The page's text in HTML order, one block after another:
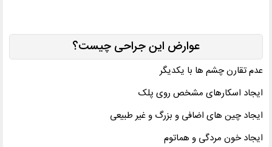
عوارض این جراحی چیست؟
عدم تقارن چشم ها با یکدیگر
ایجاد اسکارهای مشخص روی پلک
ایجاد چین های اضافی و بزرگ و غیر طبیعی
ایجاد خون مردگی و هماتوم